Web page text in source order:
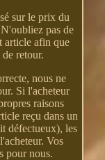
sur le prix du
pas de
article afin que
retour.
nous ne
Si l'acheteur
raisons
reçu dans un
défectueux), les
Vos
pour nous.